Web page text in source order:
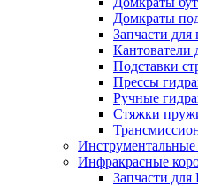
Домкраты
Запчасти для
Кантователи
Подставки
Прессы
Ручные
Стяжки
Инфракрасные
Запчасти